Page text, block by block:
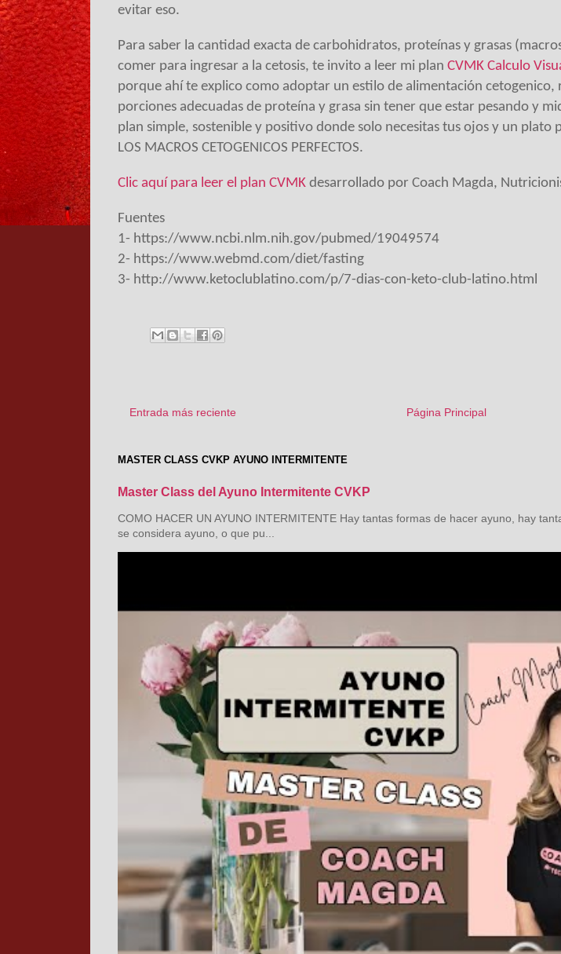
evitar eso.
Para saber la cantidad exacta de carbohidratos, proteínas y grasas
comer para ingresar a la cetosis, te invito a leer mi plan CVMK Calculo
porque ahí te explico como adoptar un estilo de alimentación
porciones adecuadas de proteína y grasa sin tener que estar pesando y
plan simple, sostenible y positivo donde solo necesitas tus ojos y un plato
LOS MACROS CETOGENICOS PERFECTOS.
Clic aquí para leer el plan CVMK desarrollado por Coach Magda,
Fuentes
1- https://www.ncbi.nlm.nih.gov/pubmed/19049574
2- https://www.webmd.com/diet/fasting
3- http://www.ketoclublatino.com/p/7-dias-con-keto-club-latino.html
Entrada más reciente Página Principal
MASTER CLASS CVKP AYUNO INTERMITENTE
Master Class del Ayuno Intermitente CVKP
COMO HACER UN AYUNO INTERMITENTE Hay tantas formas de hacer ayuno, hay
se considera ayuno, o que pu...